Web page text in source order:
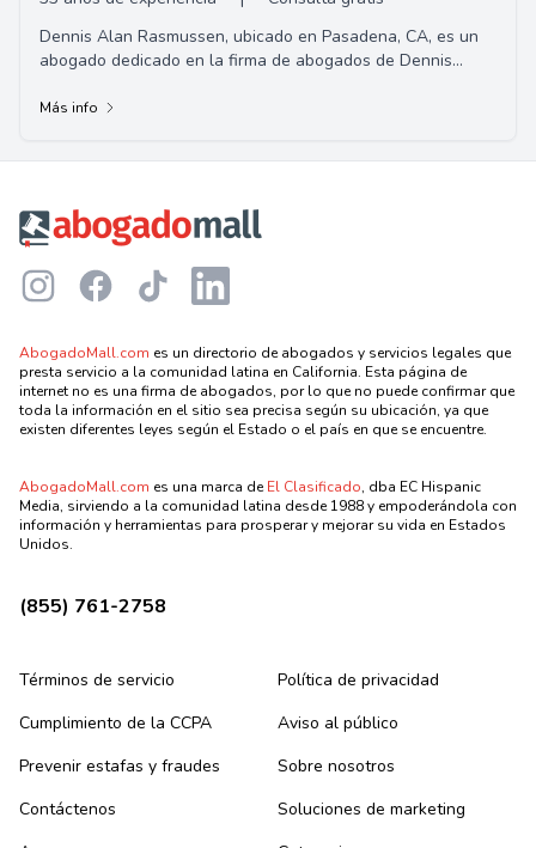
Dennis Alan Rasmussen, ubicado en Pasadena, CA, es un
abogado dedicado en la firma de abogados de Dennis
Más info
InstagramFacebookTikTok LinkedIn
AbogadoMall.com es un directorio de abogados y servicios legales que
presta servicio a la comunidad latina en California. Esta página de
internet no es una firma de abogados, por lo que no puede confirmar que
toda la información en el sitio sea precisa según su ubicación, ya que
existen diferentes leyes según el Estado o el país en que se encuentre.
AbogadoMall.com es una marca deEl Clasificado, dba EC Hispanic
Media, sirviendo a la comunidad latina desde 1988 y empoderándola con
información y herramientas para prosperar y mejorar su vida en Estados
Unidos.
(855) 761-2758
Términos de servicio
Política de privacidad
Cumplimiento de la CCPA
Aviso al público
Prevenir estafas y fraudes
Sobre nosotros
Contáctenos
Soluciones de marketing